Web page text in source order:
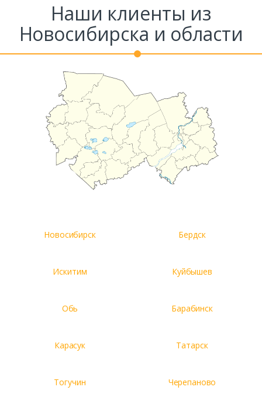
Наши клиенты из
Новосибирска и области
Новосибирск Бердск
Искитим Куйбышев
Обь Барабинск
Карасук Татарск
Тогучин Черепаново